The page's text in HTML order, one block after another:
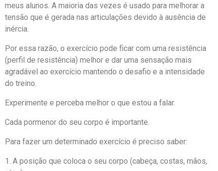
meus alunos. A maioria das vezes é usado para melhorar a
tensão que é gerada nas articulações devido à ausência de
inércia.
Por essa razão, o exercício pode ficar com uma resistência
(perfil de resistência) melhor e dar uma sensação mais
agradável ao exercício mantendo o desafio e a intensidade
do treino.
Experimente e perceba melhor o que estou a falar.
Cada pormenor do seu corpo é importante.
Para fazer um determinado exercício é preciso saber:
1. A posição que coloca o seu corpo (cabeça, costas, mãos,